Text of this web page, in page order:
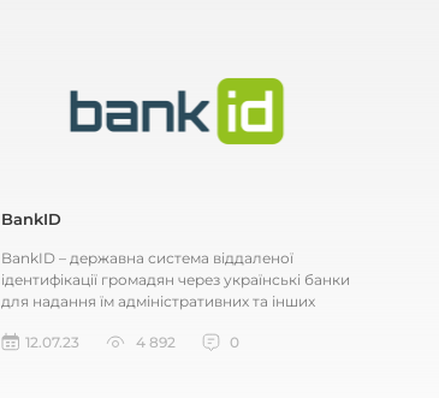
BankID
BankID – державна система віддаленої
ідентифікації громадян через українські банки
для надання їм адміністративних та інших
12.07.23
4 892 0